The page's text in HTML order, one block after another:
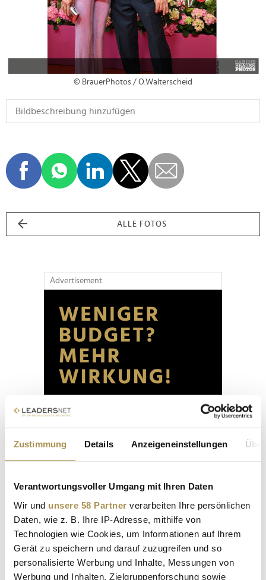
Zustimmung Details Anzeigeneinstellungen
Verantwortungsvoller Umgang mit Ihren Daten
Wir und unsere 58 Partner verarbeiten Ihre persönlichen
Daten, wie z. B. Ihre IP-Adresse, mithilfe von
Technologien wie Cookies, um Informationen auf Ihrem
Gerät zu speichern und darauf zuzugreifen und so
personalisierte Werbung und Inhalte, Messungen von
Werbung und Inhalten, Zielgruppenforschung sowie
© BrauerPhotos / O.Walterscheid
ALLE FOTOS
Advertisement